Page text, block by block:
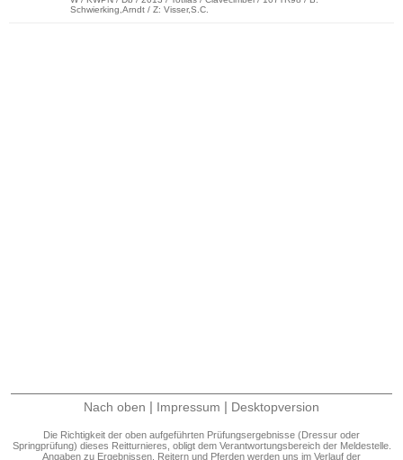
Schwierking,Arndt / Z: Visser,S.C.
Nach oben | Impressum | Desktopversion
Die Richtigkeit der oben aufgeführten Prüfungsergebnisse (Dressur oder
Springprüfung) dieses Reitturnieres, obligt dem Verantwortungsbereich der Meldestelle.
Angaben zu Ergebnissen, Reitern und Pferden werden uns im Verlauf der